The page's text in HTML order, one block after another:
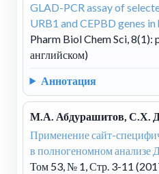
GLAD-PCR assay of
URB1 and CEPBD genes in
Pharm Biol Chem Sci,
английском)
Аннотация
М.А. Абдурашитов, С.Х.
Применение сайт-
в полногеномном анализе
Том 53, № 1, Стр. 3-11